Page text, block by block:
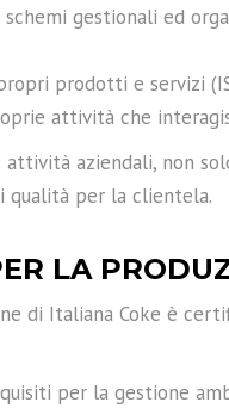
gestionali ed
prodotti e servizi
attività che
aziendali, non
qualità per la clientela.
LA
di Italiana Coke è
per la gestione